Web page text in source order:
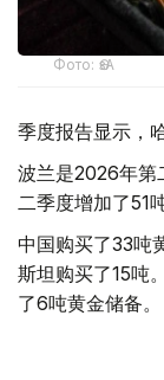
Фото: ӨзА
季度报告显示，
波兰是2026年第
二季度增加了51
中国购买了33吨
斯坦购买了15吨
了6吨黄金储备。